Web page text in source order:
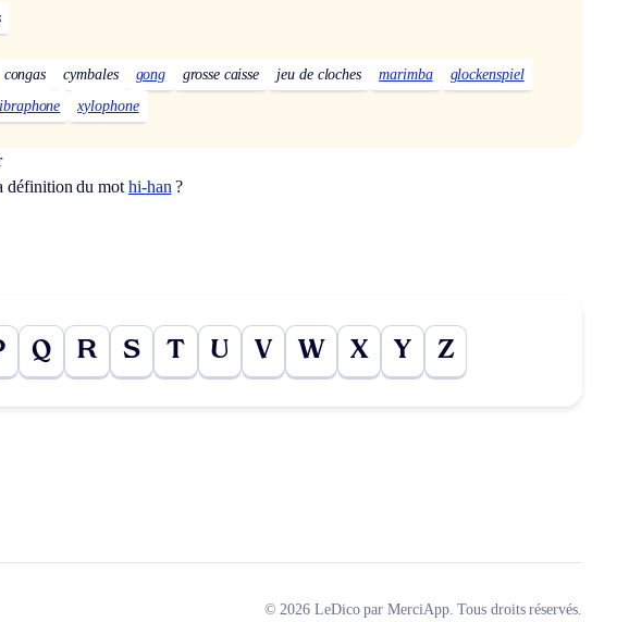
congas cymbales gong grosse caisse jeu de cloches marimba
glockenspiel
xylophone
définition du mot hi-han ?
Q R S T U V W X Y Z
© 2026 LeDico par MerciApp. Tous droits réservés.